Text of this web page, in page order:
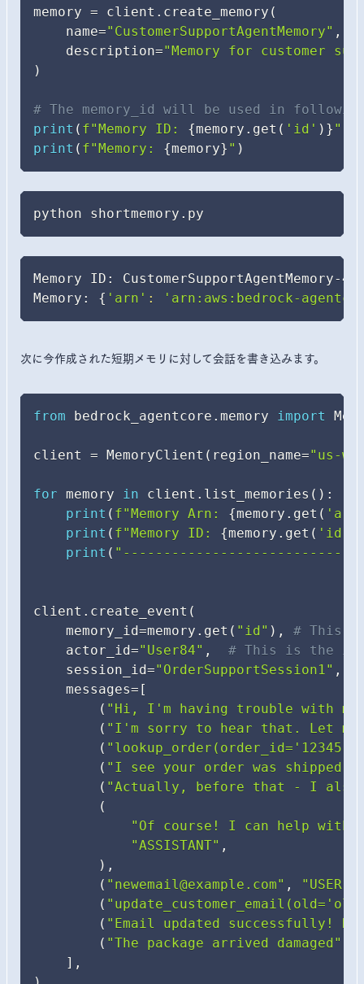
memory = client . create_memory (
    name
="CustomerSupportAgentMemory" ,
    description
="Memory for customer
)
# The memory_id will be used in
print ( f"Memory ID: {memory . get ( 'id' ) } "
print ( f"Memory: {memory} " )
python shortmemory.py
Memory ID: CustomerSupportAgentMemory-
Memory: { 'arn' : 'arn:aws:bedrock-
次に今作成された短期メモリに対して会話を書き込みます。
from bedrock_agentcore . memory import
client = MemoryClient ( region_name="us-
for memory in client . list_memories ( ) :
print ( f"Memory Arn: {memory . get (
print ( f"Memory ID: {memory . get ( 'id'
print (
client . create_event (
    memory_id
=memory . get ( "id" ) ,
# This
    actor_id
="User84" ,
# This is the
    session_id
="OrderSupportSession1" ,
    messages
= [
( "Hi, I'm having trouble with my
( "I'm sorry to hear that. Let
(
( "I see your order was shipped
( "Actually, before that - I also
(
"Of course! I can help with
"ASSISTANT" ,
) ,
( "newemail@example.com" , "USER"
(
( "Email updated successfully!
( "The package arrived damaged"
] ,